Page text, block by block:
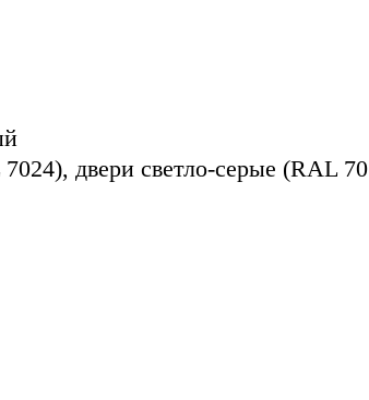
двери светло-серые (RAL